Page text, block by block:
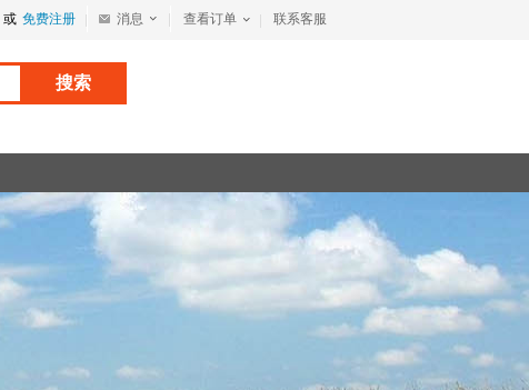
或 免费注册 消息 查看订单 联系客服
搜索